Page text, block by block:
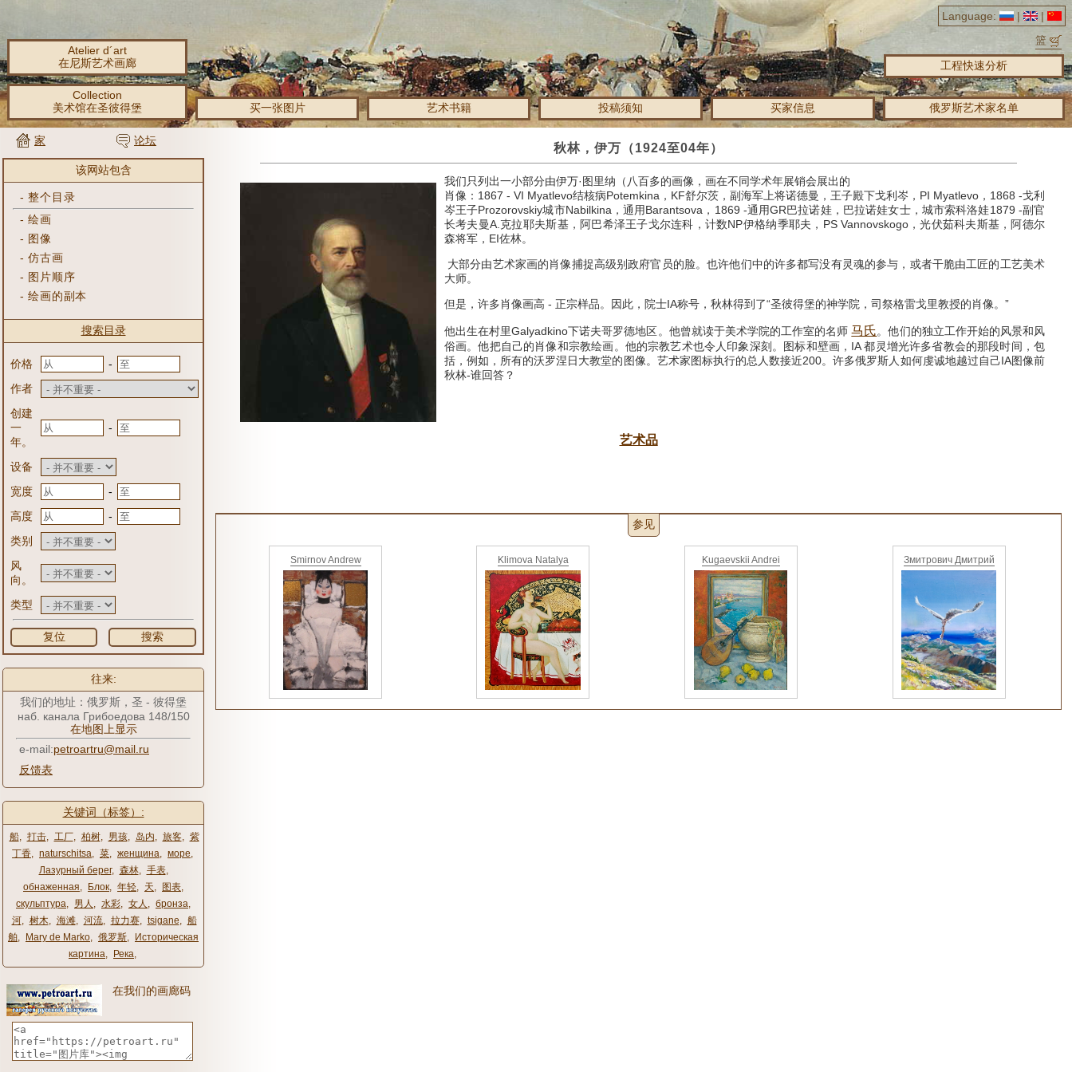
Language: |
|
篮
Atelier d´art
在尼斯艺术画廊
工程快速分析
Collection
美术馆在圣彼得堡
买一张图片 艺术书籍 投稿须知 买家信息 俄罗斯艺术家名单
家 论坛
该网站包含
-整个目录
-绘画
- 图像
-仿古画
- 图片顺序
-绘画的副本
搜索目录
价格
-
作者
创建
一
年。
-
设备
宽度
-
高度
-
类别
风
向。
类型
复位 搜索
往来:
我们的地址：俄罗斯，圣 - 彼得堡
наб. канала Грибоедова 148/150
在地图上显示
e-mail:petroartru@mail.ru
反馈表
关键词（标签）:
船, 打击, 工厂, 柏树, 男孩, 岛内, 旅客, 紫
丁香, naturschitsa, 菜, женщина, море,
Лазурный берег, 森林, 手表,
обнаженная, Блок, 年轻, 天, 图表,
скульптура, 男人 , 水彩, 女人 , бронза,
河, 树木, 海滩, 河流, 拉力赛, tsigane, 船
舶, Mary de Marko, 俄罗斯,
Историческая
картина, Река,
在我们的画廊码
秋林，伊万（1924至04年）
我们只列出一小部分由伊万·图里纳（八百多的画像，画在不同学术年展销会展出的
肖像：1867 - VI Myatlevo结核病Potemkina，KF舒尔茨，副海军上将诺德曼，王子殿下戈利岑，PI Myatlevo，1868 -戈利
岑王子Prozorovskiy城市Nabilkina，通用Barantsova，1869 -通用GR巴拉诺娃，巴拉诺娃女士，城市索科洛娃1879 -副官
长考夫曼A.克拉耶夫斯基，阿巴希泽王子戈尔连科，计数NP伊格纳季耶夫，PS Vannovskogo，光伏茹科夫斯基，阿德尔
森将军，EI佐林。
大部分由艺术家画的肖像捕捉高级别政府官员的脸。也许他们中的许多都写没有灵魂的参与，或者干脆由工匠的工艺美术
大师。
但是，许多肖像画高 - 正宗样品。 因此，院士IA称号， 秋林得到了“圣彼得堡的神学院，司祭格雷戈里教授的肖像。”
他出生在村里Galyadkino下诺夫哥罗德地区。 他曾就读于美术学院的工作室的名师马氏。他们的独立工作开始的风景和风
俗画。他把自己的肖像和宗教绘画。 他的宗教艺术也令人印象深刻。 图标和壁画，IA都灵增光许多省教会的那段时间，包
括，例如，所有的沃罗涅日大教堂的图像。 艺术家图标执行的总人数接近200。许多俄罗斯人如何虔诚地越过自己IA图像前
秋林-谁回答？
艺术品
参见
Smirnov Andrew Klimova Natalya Kugaevskii Andrei Змитрович Дмитрий